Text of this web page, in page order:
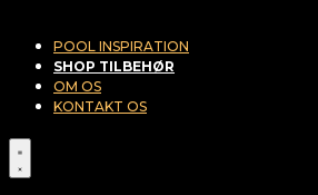
POOL INSPIRATION
SHOP TILBEHØR
OM OS
KONTAKT OS